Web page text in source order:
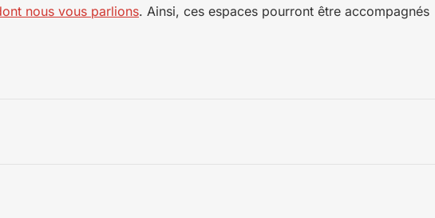
nous vous parlions. Ainsi, ces espaces pourront être accompagnés